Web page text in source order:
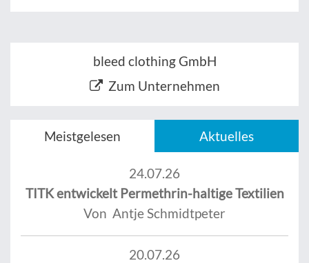
bleed clothing GmbH
Zum Unternehmen
Meistgelesen Aktuelles
24.07.26
TITK entwickelt Permethrin-haltige Textilien
Von Antje Schmidtpeter
20.07.26